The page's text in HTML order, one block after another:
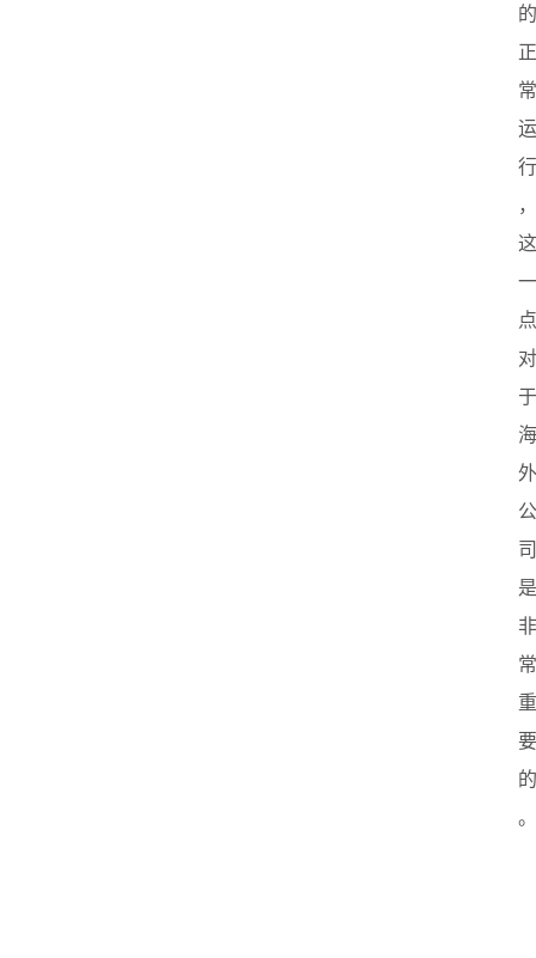
的
正
常
运
行
，
这
一
点
对
于
海
外
公
司
是
非
常
重
要
的
。